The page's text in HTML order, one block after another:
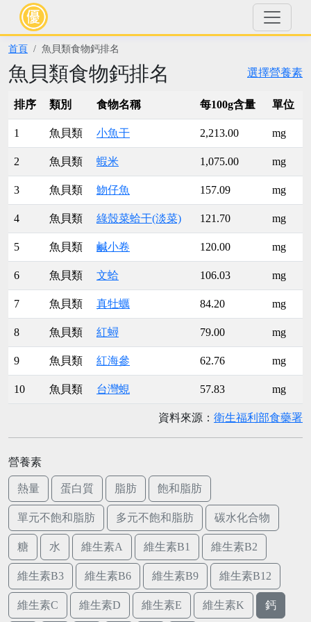
首頁 魚貝類食物鈣排名
選擇營養素
魚貝類食物鈣排名
排序 類別 食物名稱 每100g含量 單位
1 魚貝類 小魚干 2,213.00 mg
2 魚貝類 蝦米 1,075.00 mg
3 魚貝類 魩仔魚 157.09 mg
4 魚貝類 綠殼菜蛤干(淡菜) 121.70 mg
5 魚貝類 鹹小卷 120.00 mg
6 魚貝類 文蛤 106.03 mg
7 魚貝類 真牡蠣 84.20 mg
8 魚貝類 紅蟳 79.00 mg
9 魚貝類 紅海參 62.76 mg
10 魚貝類 台灣蜆 57.83 mg
資料來源： 衛生福利部食藥署
營養素
熱量 蛋白質 脂肪 飽和脂肪
單元不飽和脂肪 多元不飽和脂肪 碳水化合物
糖 水 維生素A 維生素B1 維生素B2
維生素B3 維生素B6 維生素B9 維生素B12
維生素C 維生素D 維生素E 維生素K 鈣